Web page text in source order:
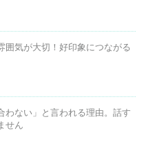
囲気が大切！好印象につながる
わない」と言われる理由。話す
せん